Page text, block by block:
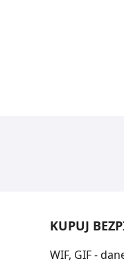
KUPUJ
WIF, GIF -